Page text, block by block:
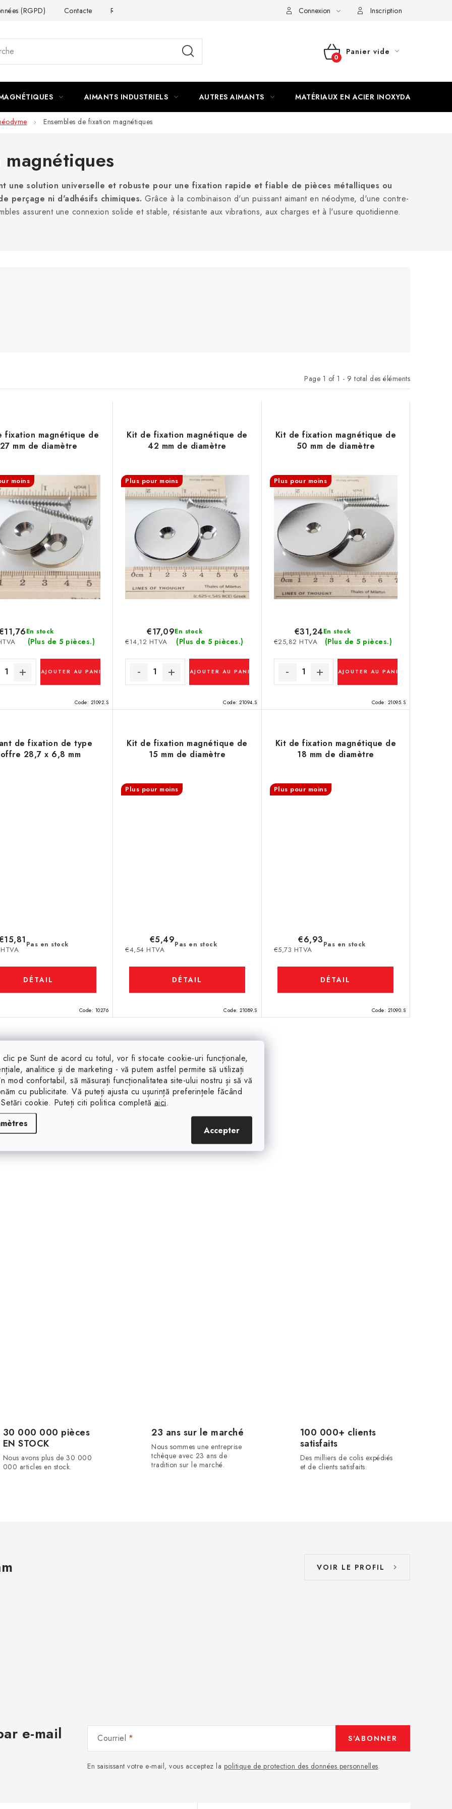
clic pe Sunt de acord cu totul, vor fi stocate cookie-uri funcționale,
analitice și de marketing - vă putem astfel permite să utilizați
mod confortabil, să măsurați funcționalitatea site-ului nostru și să vă
cu publicitate. Vă puteți ajusta cu ușurință preferințele făcând
cookie. Puteți citi politica completă aici.
Accepter
(RGPD) Contacte Rétractation du contrat Connexion Inscription
PANIER
Panier vide
AIMANTS INDUSTRIELS AUTRES AIMANTS MATÉRIAUX EN ACIER INOXYDABLE
Ensembles de fixation magnétiques
une solution universelle et robuste pour une fixation rapide et fiable de pièces métalliques ou
perçage ni d'adhésifs chimiques. Grâce à la combinaison d'un puissant aimant en néodyme, d'une contre-
assurent une connexion solide et stable, résistante aux vibrations, aux charges et à l'usure quotidienne.
Page 1 of 1 - 9 total des éléments
fixation magnétique de
27 mm de diamètre
moins
En stock
(Plus de 5 pièces.)
AJOUTER AU PANIER
Code: 21092.S
Kit de fixation magnétique de
42 mm de diamètre
Plus pour moins
En stock
(Plus de 5 pièces.)
€14,12 HTVA
€17,09
AJOUTER AU PANIER
Code: 21094.S
Kit de fixation magnétique de
50 mm de diamètre
Plus pour moins
En stock
(Plus de 5 pièces.)
€25,82 HTVA
€31,24
AJOUTER AU PANIER
Code: 21095.S
de fixation de type
28,7 x 6,8 mm
Pas en stock
DÉTAIL
Code: 10276
Kit de fixation magnétique de
15 mm de diamètre
Plus pour moins
Pas en stock
€4,54 HTVA
€5,49
DÉTAIL
Code: 21089.S
Kit de fixation magnétique de
18 mm de diamètre
Plus pour moins
Pas en stock
€5,73 HTVA
€6,93
DÉTAIL
Code: 21090.S
30 000 000 pièces
EN STOCK
Nous avons plus de 30 000
000 articles en stock.
23 ans sur le marché
Nous sommes une entreprise
tchèque avec 23 ans de
tradition sur le marché.
100 000+ clients
satisfaits
Des milliers de colis expédiés
et de clients satisfaits.
VOIR LE PROFIL
e-mail Courriel
En saisissant votre e-mail, vous acceptez la politique de protection des données personnelles.
S'ABONNER